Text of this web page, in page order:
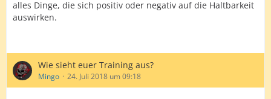
alles Dinge, die sich positiv oder negativ auf die Haltbarkeit
auswirken.
Wie sieht euer Training aus?
Mingo 24. Juli 2018 um 09:18